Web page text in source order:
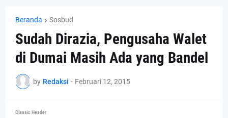
Beranda Sosbud
Sudah Dirazia, Pengusaha Walet
di Dumai Masih Ada yang Bandel
by Redaksi - Februari 12, 2015
Classic Header